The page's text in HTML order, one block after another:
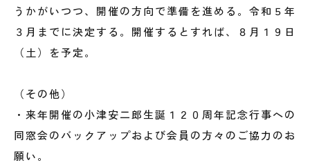
うかがいつつ、開催の方向で準備を進める。令和５年
３月までに決定する。開催するとすれば、８月１９日
（土）を予定。
（その他）
・来年開催の小津安二郎生誕１２０周年記念行事への
同窓会のバックアップおよび会員の方々のご協力のお
願い。